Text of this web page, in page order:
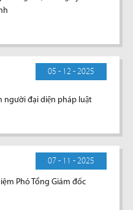
05 - 12 - 2025
người đại diện pháp luật
07 - 11 - 2025
Phó Tổng Giám đốc